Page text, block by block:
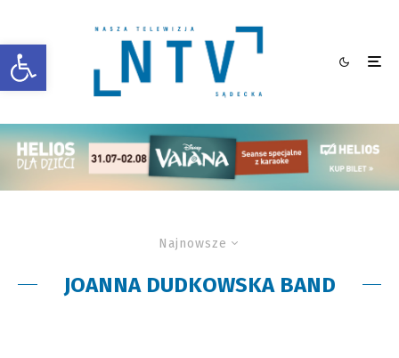
Otwórz pasek narzędzi
Najnowsze
JOANNA DUDKOWSKA BAND